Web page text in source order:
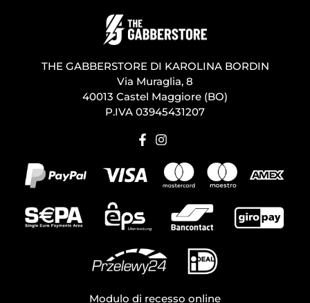
THE GABBERSTORE DI KAROLINA BORDIN
Via Muraglia, 8
40013 Castel Maggiore (BO)
P.IVA 03945431207
Modulo di recesso online